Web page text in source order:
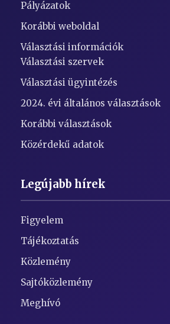
Pályázatok
Korábbi weboldal
Választási információk
Választási szervek
Választási ügyintézés
2024. évi általános választások
Korábbi választások
Közérdekű adatok
Legújabb hírek
Figyelem
Tájékoztatás
Közlemény
Sajtóközlemény
Meghívó